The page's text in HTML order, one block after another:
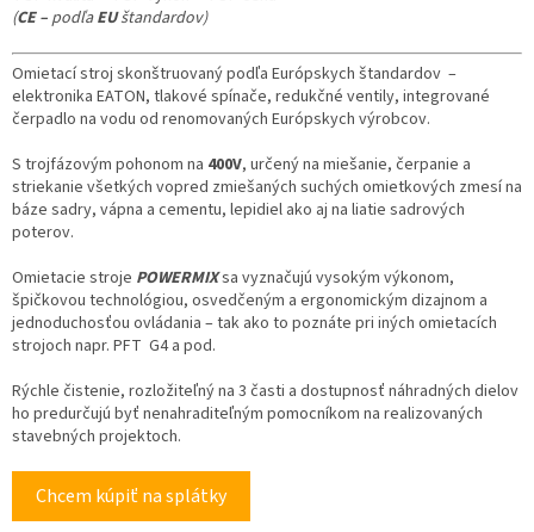
(CE –podľa EU štandardov)
Omietací stroj skonštruovaný podľa Európskych štandardov –
elektronika EATON, tlakové spínače, redukčné ventily, integrované
čerpadlo na vodu od renomovaných Európskych výrobcov.
S trojfázovým pohonom na 400V, určený na miešanie, čerpanie a
striekanie všetkých vopred zmiešaných suchých omietkových zmesí na
báze sadry, vápna a cementu, lepidiel ako aj na liatie sadrových
poterov.
Omietacie stroje POWERMIXsa vyznačujú vysokým výkonom,
špičkovou technológiou, osvedčeným a ergonomickým dizajnom a
jednoduchosťou ovládania – tak ako to poznáte pri iných omietacích
strojoch napr. PFT G4 a pod.
Rýchle čistenie, rozložiteľný na 3 časti a dostupnosť náhradných dielov
ho predurčujú byť nenahraditeľným pomocníkom na realizovaných
stavebných projektoch.
Chcem kúpiť na splátky